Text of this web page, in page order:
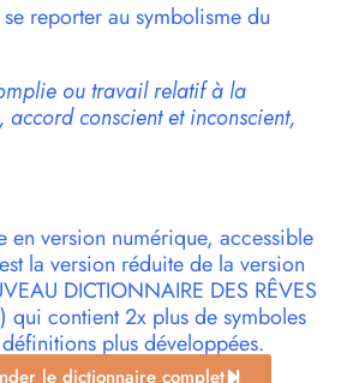
reporter au symbolisme du
ou travail relatif à la
conscient et inconscient,
en version numérique, accessible
la version réduite de la version
DICTIONNAIRE DES RÊVES
qui contient 2x plus de symboles
plus développées.
le dictionnaire complet